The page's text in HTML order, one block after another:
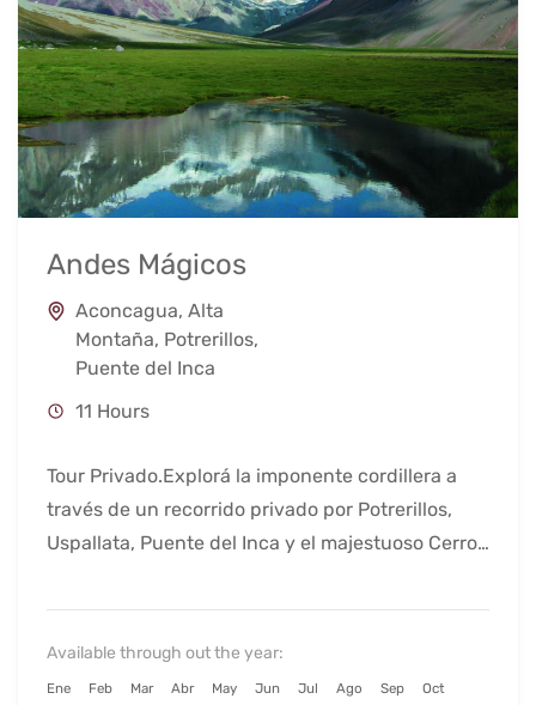
Andes Mágicos
Aconcagua, Alta
Montaña, Potrerillos,
Puente del Inca
11 Hours
Tour Privado.Explorá la imponente cordillera a
través de un recorrido privado por Potrerillos,
Uspallata, Puente del Inca y el majestuoso Cerro
Available through out the year:
Ene Feb Mar Abr May Jun Jul Ago Sep Oct